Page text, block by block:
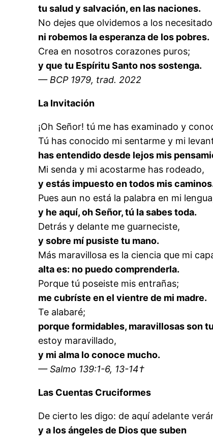
tu salud y salvación, en las naciones.
No dejes que olvidemos a los
ni robemos la esperanza de los pobres.
Crea en nosotros corazones puros;
y que tu Espíritu Santo nos sostenga.
— BCP 1979, trad. 2022
La Invitación
¡Oh Señor! tú me has examinado y
Tú has conocido mi sentarme y mi
has entendido desde lejos mis
Mi senda y mi acostarme has rodeado,
y estás impuesto en todos mis
Pues aun no está la palabra en mi
y he aquí, oh Señor, tú la sabes toda.
Detrás y delante me guarneciste,
y sobre mí pusiste tu mano.
Más maravillosa es la ciencia que mi
alta es: no puedo comprenderla.
Porque tú poseiste mis entrañas;
me cubríste en el vientre de mi madre.
Te alabaré;
porque formidables, maravillosas son
estoy maravillado,
y mi alma lo conoce mucho.
— Salmo 139:1-6, 13-14†
Las Cuentas Cruciformes
De cierto les digo: de aquí adelante
y a los ángeles de Dios que suben